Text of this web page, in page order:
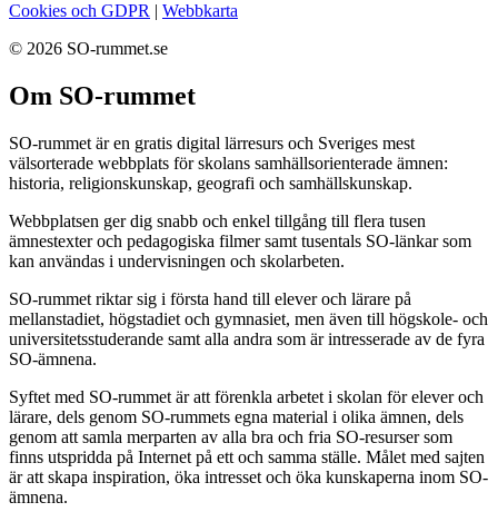
Cookies och GDPR | Webbkarta
© 2026 SO-rummet.se
Om SO-rummet
SO-rummet är en gratis digital lärresurs och Sveriges mest
välsorterade webbplats för skolans samhällsorienterade ämnen:
historia, religionskunskap, geografi och samhällskunskap.
Webbplatsen ger dig snabb och enkel tillgång till flera tusen
ämnestexter och pedagogiska filmer samt tusentals SO-länkar som
kan användas i undervisningen och skolarbeten.
SO-rummet riktar sig i första hand till elever och lärare på
mellanstadiet, högstadiet och gymnasiet, men även till högskole- och
universitetsstuderande samt alla andra som är intresserade av de fyra
SO-ämnena.
Syftet med SO-rummet är att förenkla arbetet i skolan för elever och
lärare, dels genom SO-rummets egna material i olika ämnen, dels
genom att samla merparten av alla bra och fria SO-resurser som
finns utspridda på Internet på ett och samma ställe. Målet med sajten
är att skapa inspiration, öka intresset och öka kunskaperna inom SO-
ämnena.